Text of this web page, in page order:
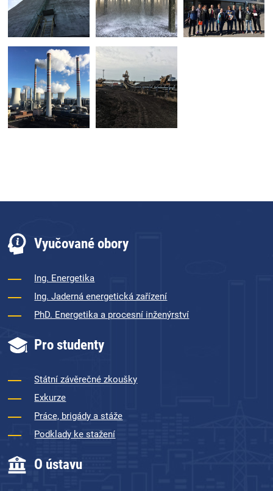
Vyučované obory
Ing. Energetika
Ing. Jaderná energetická zařízení
PhD. Energetika a procesní inženýrství
Pro studenty
Státní závěrečné zkoušky
Exkurze
Práce, brigády a stáže
Podklady ke stažení
O ústavu